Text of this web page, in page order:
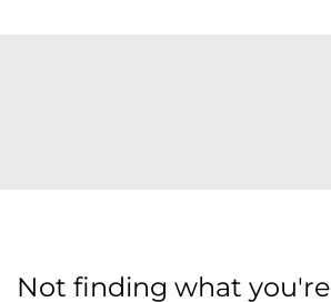
Not finding what you're